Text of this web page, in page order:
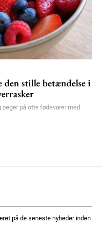
stille betændelse i
på otte fødevarer med
på de seneste nyheder inden